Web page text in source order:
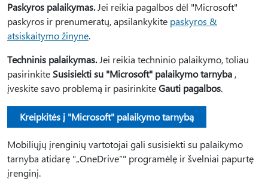
Paskyros palaikymas.Jei reikia pagalbos dėl "Microsoft"
paskyros ir prenumeratų, apsilankykite paskyros &
atsiskaitymo žinyne.
Techninis palaikymas.Jei reikia techninio palaikymo, toliau
pasirinkite Susisiekti su "Microsoft" palaikymo tarnyba ,
įveskite savo problemą ir pasirinkiteGauti pagalbos.
Kreipkitės į "Microsoft" palaikymo tarnybą
Mobiliųjų įrenginių vartotojai gali susisiekti su palaikymo
tarnyba atidarę "„OneDrive“" programėlę ir švelniai papurtę
įrenginį.